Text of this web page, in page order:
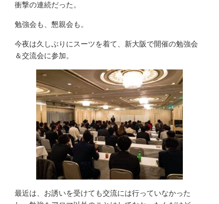
衝撃の連続だった。
勉強会も、懇親会も。
今夜は久しぶりにスーツを着て、新大阪で開催の勉強会
＆交流会に参加。
最近は、お誘いを受けても交流には行っていなかった